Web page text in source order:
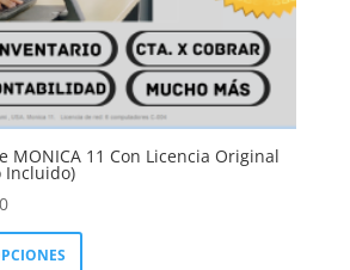
MONICA 11 Con Licencia Original
Incluido)
Rango
de
precios:
Este